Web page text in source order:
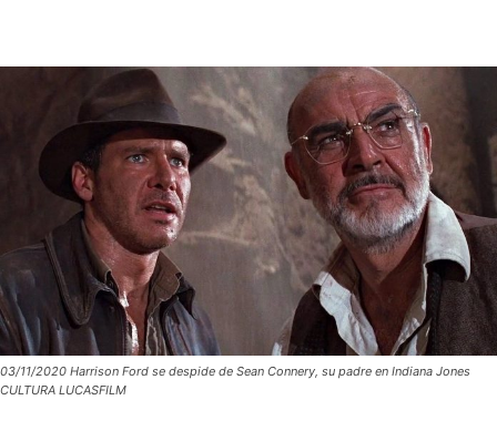
03/11/2020 Harrison Ford se despide de Sean Connery, su padre en Indiana Jones
CULTURA LUCASFILM